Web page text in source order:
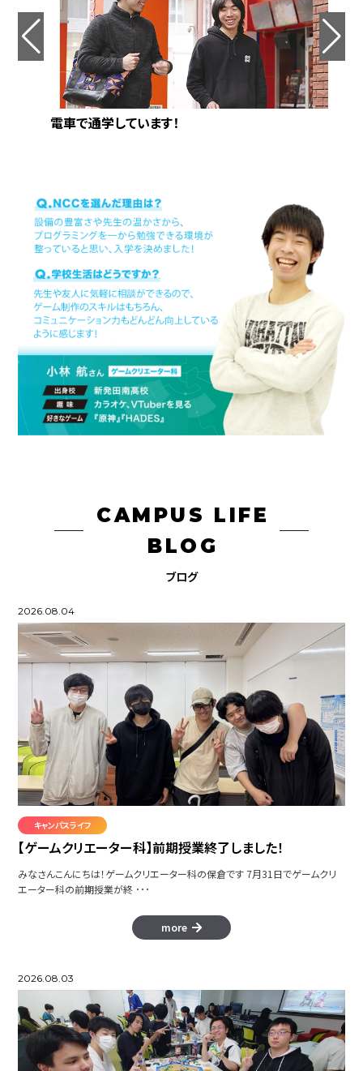
電車で通学しています！
CAMPUS LIFE
BLOG
ブログ
2026.08.04
キャンパスライフ
【ゲームクリエーター科】前期授業終了しました！
みなさんこんにちは！ゲームクリエーター科の保倉です 7月31日でゲームクリ
エーター科の前期授業が終 ･･･
more
2026.08.03